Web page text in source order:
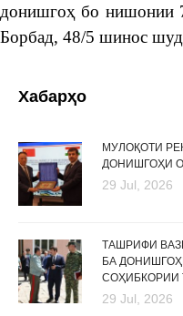
донишгоҳ бо нишонии
Борбад, 48/5 шинос
Хабарҳо
МУЛОҚОТИ
ДОНИШГОҲИ
29 Jul, 2026
ТАШРИФИ
БА
СОҲИБКОРИИ
29 Jul, 2026